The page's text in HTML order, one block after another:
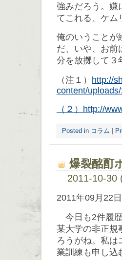
強みだろう。嫌
てこれる、ケム
俺のいうことが
だ、いや、お前
分を放擲して３
（注１） http://
content/
（２） http://
Posted in コラム
爆裂酩酊
2011-10-30
2011年09月22日
今日も2件履
某大学の非正規
ろうがね。私は
業訓練も申し込